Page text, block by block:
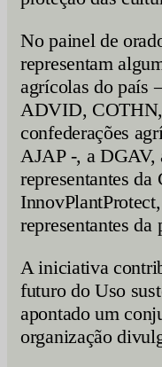
No painel de
representam
agrícolas do país
ADVID,
confederações
AJAP -, a DGAV,
representantes
representantes
A iniciativa
futuro do Uso
apontado um
organização